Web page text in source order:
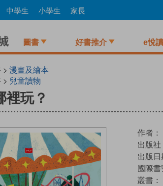
中學生 小學生 家長
圖書 好書推介 e悅
> 漫畫及繪本
> 兒童讀物
裡玩？
作者：
出版社
出版日
國際書
叢書：